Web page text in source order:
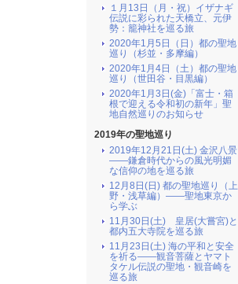
１月13日（月・祝）イザナギ
伝説に彩られた天橋立、元伊
勢：籠神社を巡る旅
2020年1月5日（日）都の聖地
巡り（杉並・多摩編）
2020年1月4日（土）都の聖地
巡り（世田谷・目黒編）
2020年1月3日(金)「富士・箱
根で迎える令和初の新年」聖
地自然巡りのお知らせ
2019年の聖地巡り
2019年12月21日(土) 金沢八景
――鎌倉時代からの風光明媚
な信仰の地を巡る旅
12月8日(日) 都の聖地巡り（上
野・浅草編）――聖地東京か
ら学ぶ
11月30日(土) 皇居(大嘗宮)と
都内五大寺院を巡る旅
11月23日(土) 海の平和と安全
を祈る――観音菩薩とヤマト
タケル伝説の聖地・観音崎を
巡る旅